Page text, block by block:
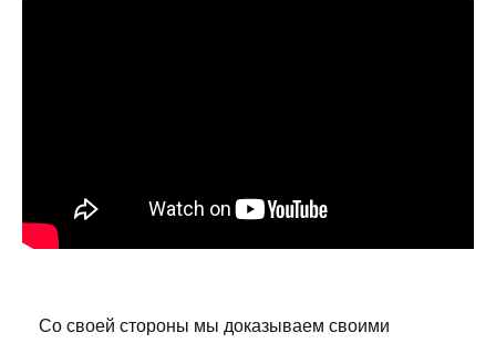
Со своей стороны мы доказываем своими